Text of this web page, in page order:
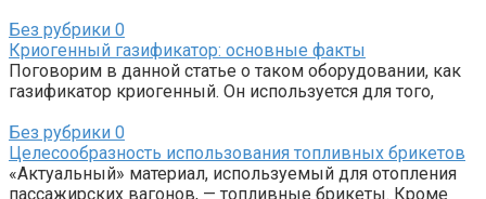
Без рубрики 0
Криогенный газификатор: основные факты
Поговорим в данной статье о таком оборудовании, как
газификатор криогенный. Он используется для того,
Без рубрики 0
Целесообразность использования топливных брикетов
«Актуальный» материал, используемый для отопления
пассажирских вагонов, — топливные брикеты. Кроме